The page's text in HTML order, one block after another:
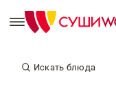
Искать блюда